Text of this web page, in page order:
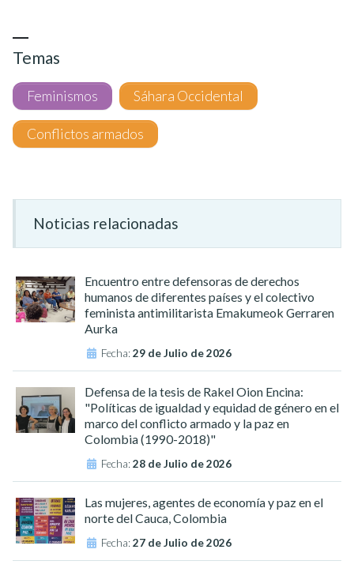
Temas
Feminismos Sáhara Occidental
Conflictos armados
Noticias relacionadas
Encuentro entre defensoras de derechos
humanos de diferentes países y el colectivo
feminista antimilitarista Emakumeok Gerraren
Aurka
Fecha:29 de Julio de 2026
Defensa de la tesis de Rakel Oion Encina:
"Políticas de igualdad y equidad de género en el
marco del conflicto armado y la paz en
Colombia (1990-2018)"
Fecha:28 de Julio de 2026
Las mujeres, agentes de economía y paz en el
norte del Cauca, Colombia
Fecha:27 de Julio de 2026